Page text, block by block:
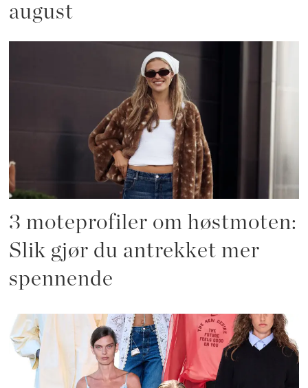
august
3 moteprofiler om høstmoten:
Slik gjør du antrekket mer
spennende